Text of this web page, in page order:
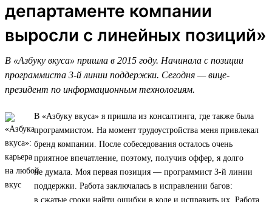
департаменте компании
выросли с линейных позиций»
В «Азбуку вкуса» пришла в 2015 году. Начинала с позиции
программиста 3-й линии поддержки. Сегодня — вице-
президент по информационным технологиям.
В «Азбуку вкуса» я пришла из консалтинга, где также была
программистом. На момент трудоустройства меня привлекал
бренд компании. После собеседования осталось очень
приятное впечатление, поэтому, получив оффер, я долго
не думала. Моя первая позиция — программист 3-й линии
поддержки. Работа заключалась в исправлении багов:
в сжатые сроки найти ошибки в коде и исправить их. Работа